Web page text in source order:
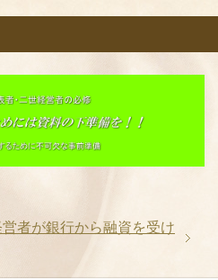
者が銀行から融資を受け